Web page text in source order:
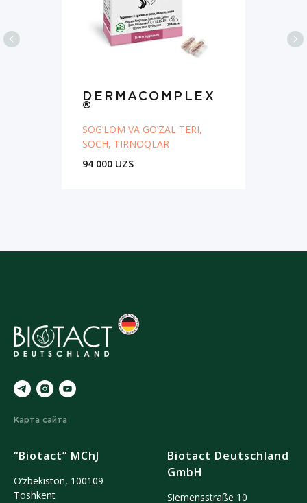
DERMACOMPLEX
®
SOG’LOM VA GO’ZAL TERI,
SOCH, TIRNOQLAR
94 000 UZS
Карта сайта
“Biotact” MChJ
O‘zbekiston, 100109
Тoshkent
Biotact Deutschland
GmbH
Siemensstraße 10